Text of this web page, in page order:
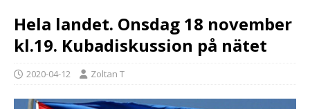
Hela landet. Onsdag 18 november
kl.19. Kubadiskussion på nätet
2020-04-12 Zoltan T